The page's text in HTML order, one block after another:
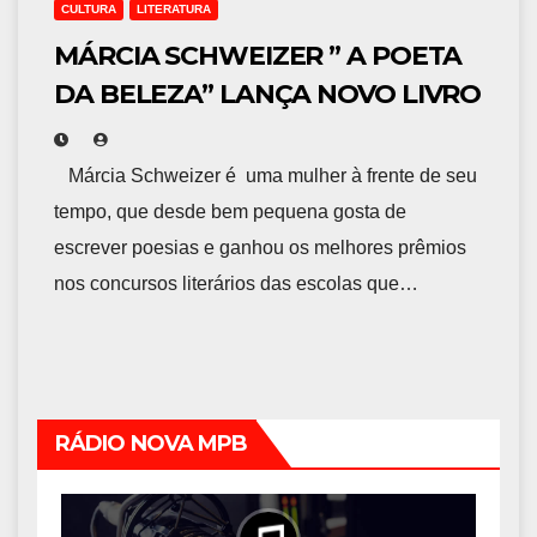
CULTURA LITERATURA
MÁRCIA SCHWEIZER ” A POETA
DA BELEZA” LANÇA NOVO LIVRO
Márcia Schweizer é uma mulher à frente de seu
tempo, que desde bem pequena gosta de
escrever poesias e ganhou os melhores prêmios
nos concursos literários das escolas que…
RÁDIO NOVA MPB